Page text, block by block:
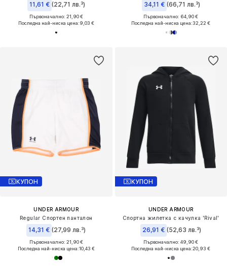
11,61 € (22,71 лв.³)
Първоначално: 21,90 €
Последна най-ниска цена:9,03 €
34,11 € (66,71 лв.³)
Първоначално: 64,90 €
Последна най-ниска цена:32,22 €
КУПОН
UNDER ARMOUR
Regular Спортен панталон
14,31 € (27,99 лв.³)
Първоначално: 21,90 €
Последна най-ниска цена:10,43 €
КУПОН
UNDER ARMOUR
Спортна жилетка с качулка 'Rival'
26,91 € (52,63 лв.³)
Първоначално: 49,90 €
Последна най-ниска цена:20,93 €